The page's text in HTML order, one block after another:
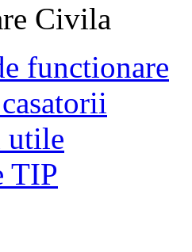
Civila
functionare
utile
TIP